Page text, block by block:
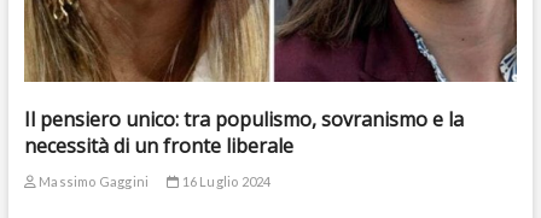
Il pensiero unico: tra populismo, sovranismo e la
necessità di un fronte liberale
Massimo Gaggini 16 Luglio 2024